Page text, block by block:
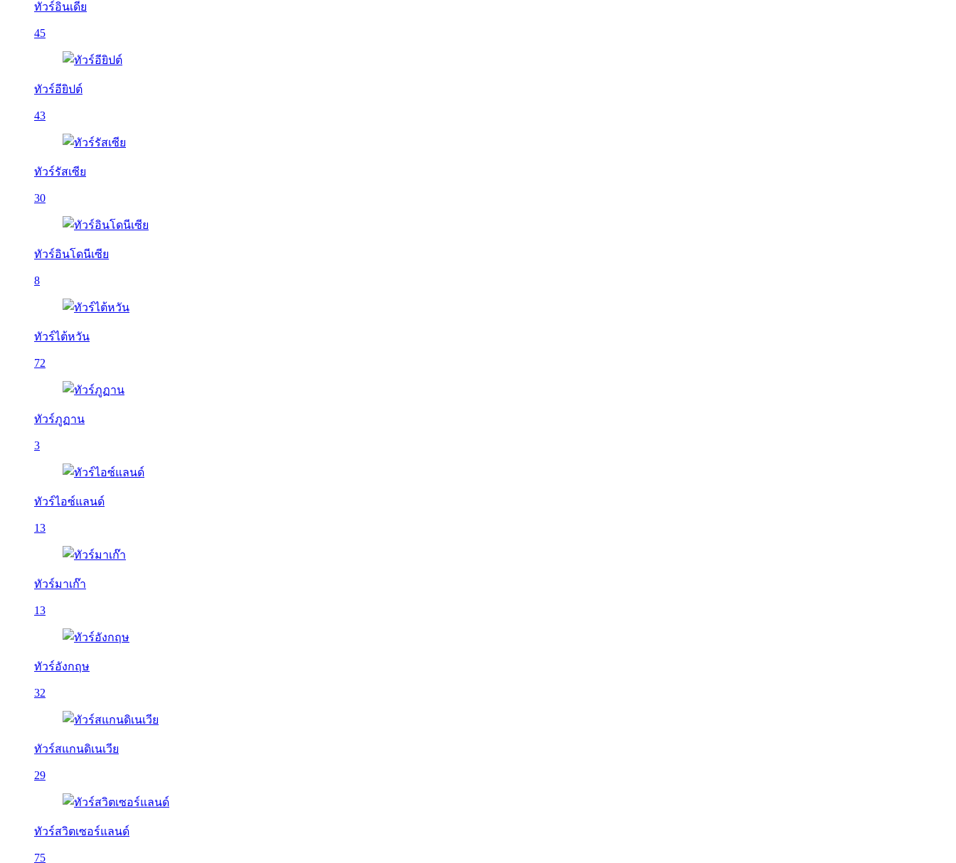
ทัวร์อินเดีย
45
ทัวร์อียิปต์
43
ทัวร์รัสเซีย
30
ทัวร์อินโดนีเซีย
8
ทัวร์ไต้หวัน
72
ทัวร์ภูฏาน
3
ทัวร์ไอซ์แลนด์
13
ทัวร์มาเก๊า
13
ทัวร์อังกฤษ
32
ทัวร์สแกนดิเนเวีย
29
ทัวร์สวิตเซอร์แลนด์
75